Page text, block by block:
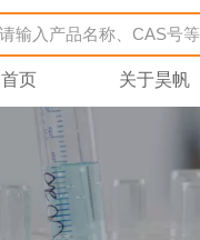
首页 关于昊帆